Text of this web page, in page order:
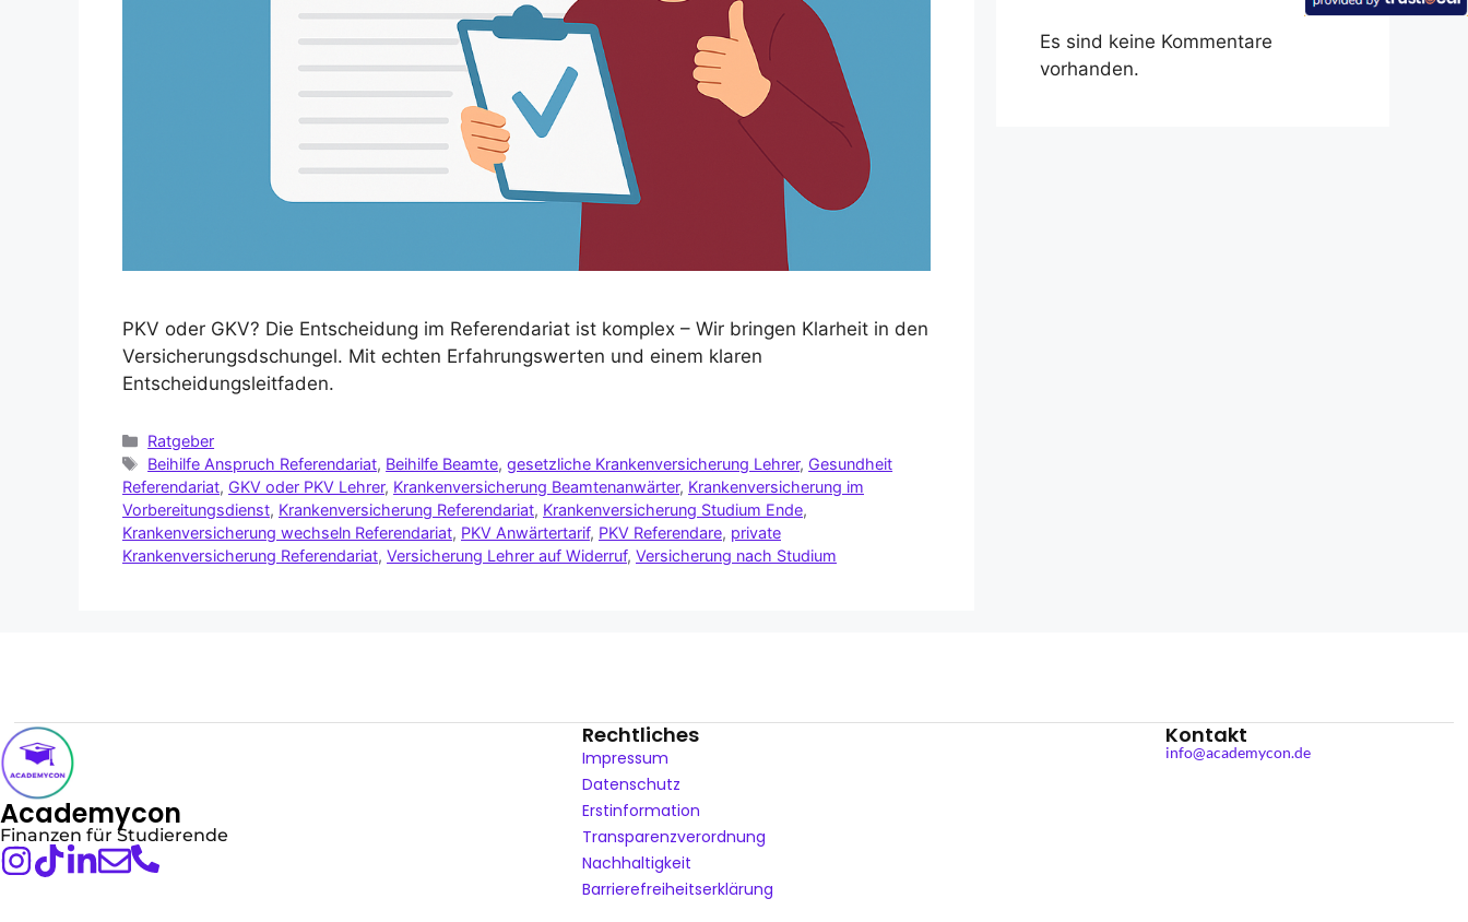
PKV oder GKV? Die Entscheidung im Referendariat ist komplex – Wir bringen Klarheit in den
Versicherungsdschungel. Mit echten Erfahrungswerten und einem klaren
Entscheidungsleitfaden.
Ratgeber
Beihilfe Anspruch Referendariat, Beihilfe Beamte,gesetzliche Krankenversicherung Lehrer, Gesundheit
Referendariat, GKV oder PKV Lehrer, Krankenversicherung Beamtenanwärter, Krankenversicherung im
Vorbereitungsdienst, Krankenversicherung Referendariat, Krankenversicherung Studium Ende,
Krankenversicherung wechseln Referendariat, PKV Anwärtertarif, PKV Referendare, private
Krankenversicherung Referendariat, Versicherung Lehrer auf Widerruf, Versicherung nach Studium
Es sind keine Kommentare
vorhanden.
Academycon
Finanzen für Studierende
Rechtliches
Impressum
Datenschutz
Erstinformation
Transparenzverordnung
Nachhaltigkeit
Barrierefreiheitserklärung
Kontakt
info@academycon.de